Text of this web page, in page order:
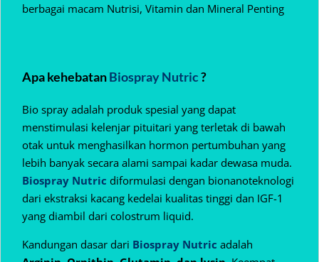
berbagai macam Nutrisi, Vitamin dan Mineral Penting
Apa kehebatanBiospray Nutric?
Bio spray adalah produk spesial yang dapat
menstimulasi kelenjar pituitari yang terletak di bawah
otak untuk menghasilkan hormon pertumbuhan yang
lebih banyak secara alami sampai kadar dewasa muda.
Biospray Nutric diformulasi dengan bionanoteknologi
dari ekstraksi kacang kedelai kualitas tinggi dan IGF-1
yang diambil dari colostrum liquid.
Kandungan dasar dari Biospray Nutric adalah